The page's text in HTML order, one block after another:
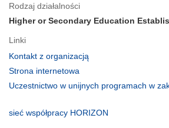
Rodzaj działalności
Higher or Secondary Education
Linki
Kontakt z organizacją
oknie)
Strona internetowa
otworzy
Uczestnictwo w unijnych programach w
otworzy
sieć współpracy HORIZON